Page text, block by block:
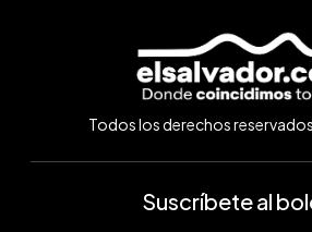
Todos los derechos
Suscríbete al